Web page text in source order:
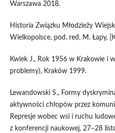
Warszawa 2018.
Historia Związku Młodzieży
Wielkopolsce, pod. red. M. Łapy,
Kwiek J., Rok 1956 w Krakowie i
problemy), Kraków 1999.
Lewandowski S., Formy
aktywności chłopów przez
Represje wobec wsi i ruchu
z konferencji naukowej, 27–28